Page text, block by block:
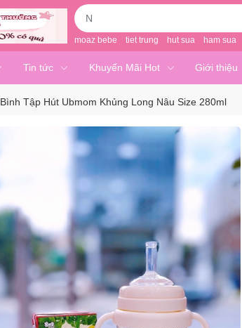
moaz bebe tiet trung hut sua ham sua
Tin tức Khuyến Mãi Hot Giới thiệu
Bình Tập Hút Ubmom Khủng Long Nâu Size 280ml